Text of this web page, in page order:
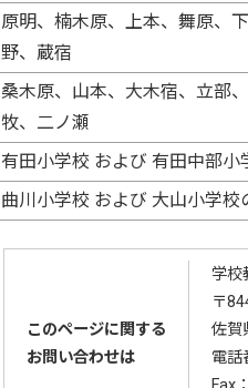
原明、楠木原、上本、舞原、
野、蔵宿
桑木原、山本、大木宿、立部
牧、二ノ瀬
有田小学校 および 有田中部小
曲川小学校 および 大山小学校
このページに関する
お問い合わせは
学校
〒
佐賀
電話